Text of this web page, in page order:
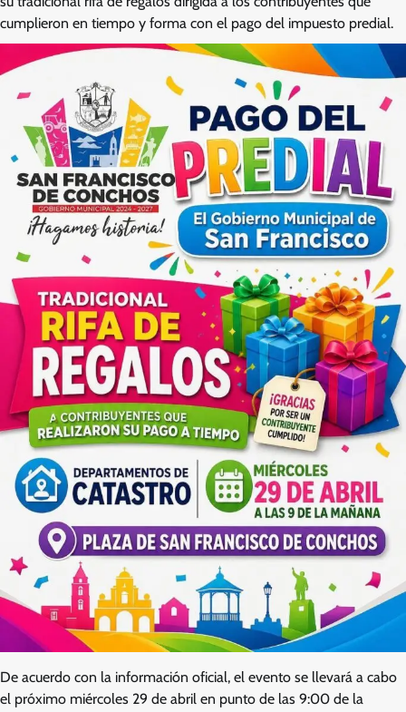
cumplieron en tiempo y forma con el pago del impuesto predial.
De acuerdo con la información oficial, el evento se llevará a cabo
el próximo miércoles 29 de abril en punto de las 9:00 de la